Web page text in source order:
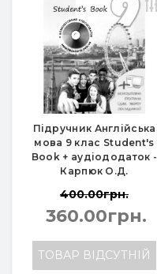
Підручник Англійська
мова 9 клас Student's
Book + аудіододаток -
Карпюк О.Д.
400.00грн.
360.00грн.
ТОВАР ВІДСУТНІЙ